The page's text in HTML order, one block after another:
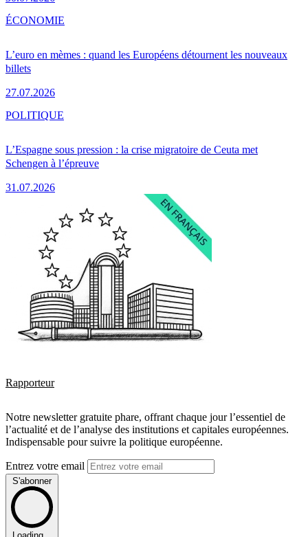
L’euro en mèmes : quand les Européens détournent les nouveaux
billets
27.07.2026
ÉCONOMIE
L’Espagne sous pression : la crise migratoire de Ceuta met
Schengen à l’épreuve
31.07.2026
POLITIQUE
Rapporteur
Notre newsletter gratuite phare, offrant chaque jour l’essentiel de
l’actualité et de l’analyse des institutions et capitales européennes.
Indispensable pour suivre la politique européenne.
Entrez votre email
S'abonner